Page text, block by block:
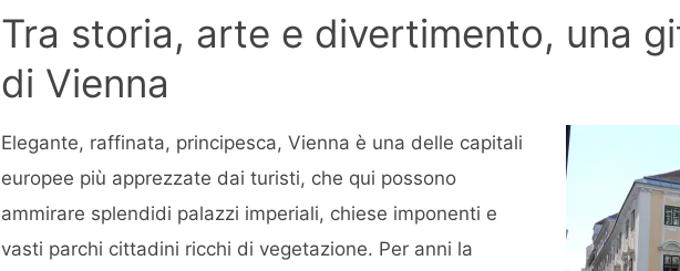
Tra storia, arte e divertimento, una
di Vienna
Elegante, raffinata, principesca, Vienna è una delle capitali
europee più apprezzate dai turisti, che qui possono
ammirare splendidi palazzi imperiali, chiese imponenti e
vasti parchi cittadini ricchi di vegetazione. Per anni la